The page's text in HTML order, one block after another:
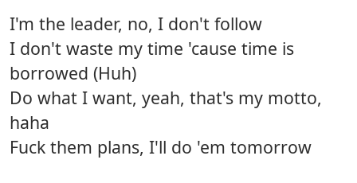
I'm the leader, no, I don't follow
I don't waste my time 'cause time is
borrowed (Huh)
Do what I want, yeah, that's my motto,
haha
Fuck them plans, I'll do 'em tomorrow